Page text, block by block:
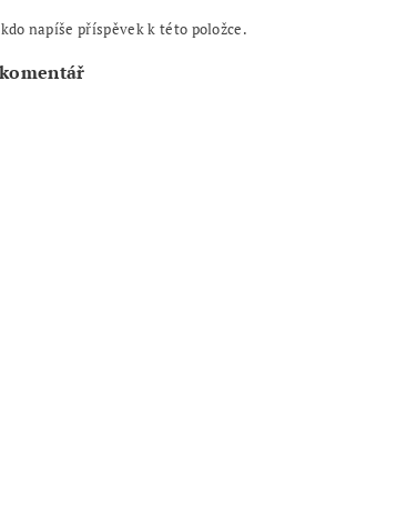
napíše příspěvek k této položce.